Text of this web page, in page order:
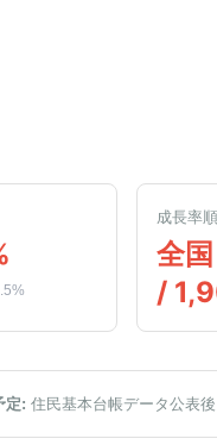
成長率
全国
/
定: 住民基本台帳データ公表後